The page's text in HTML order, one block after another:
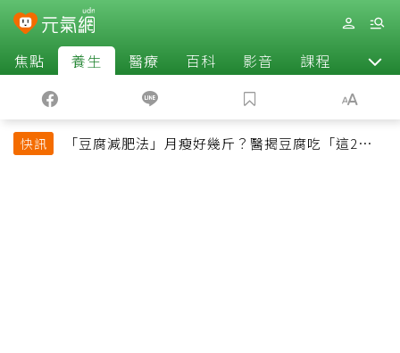
焦點 養生 醫療 百科 影音 課程 退休
快訊
「豆腐減肥法」月瘦好幾斤？醫揭豆腐吃「這2種最